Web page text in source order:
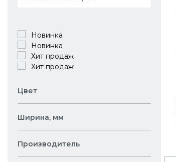
Новинка
Новинка
Хит продаж
Хит продаж
Цвет
Ширина, мм
Производитель